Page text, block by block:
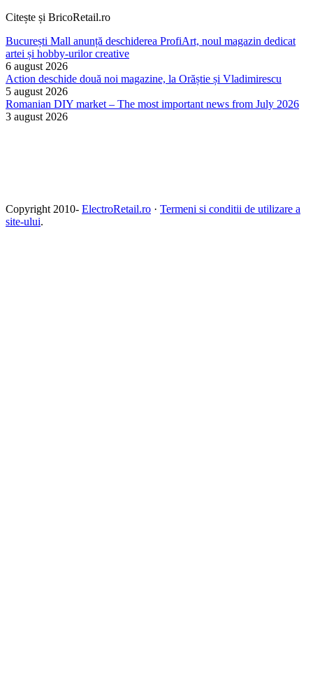
Citește și BricoRetail.ro
București Mall anunță deschiderea ProfiArt, noul magazin dedicat
artei și hobby-urilor creative
6 august 2026
Action deschide două noi magazine, la Orăștie și Vladimirescu
5 august 2026
Romanian DIY market – The most important news from July 2026
3 august 2026
Copyright 2010- ElectroRetail.ro · Termeni si conditii de utilizare a
site-ului.